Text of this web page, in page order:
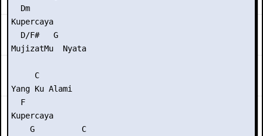
  Dm
Kupercaya
  D/F#   G
MujizatMu  Nyata
     C
Yang Ku Alami
  F
Kupercaya
    G          C